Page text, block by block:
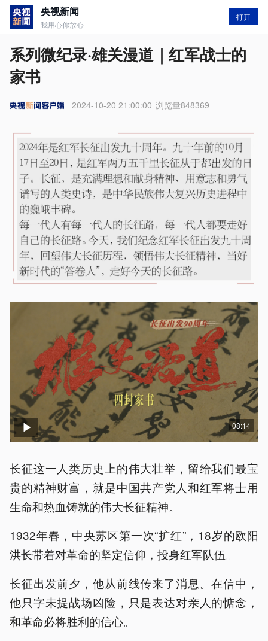
央视新闻
我用心你放心
打开
系列微纪录·雄关漫道｜红军战士的
家书
2024-10-20 21:00:00 浏览量848369
08:14
长征这一人类历史上的伟大壮举，留给我们最宝
贵的精神财富，就是中国共产党人和红军将士用
生命和热血铸就的伟大长征精神。
1932年春，中央苏区第一次“扩红”，18岁的欧阳
洪长带着对革命的坚定信仰，投身红军队伍。
长征出发前夕，他从前线传来了消息。在信中，
他只字未提战场凶险，只是表达对亲人的惦念，
和革命必将胜利的信心。